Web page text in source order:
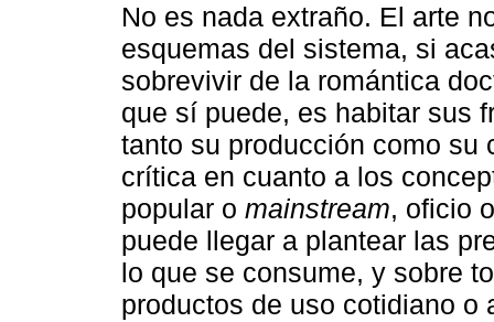
No es nada extraño. El arte
esquemas del sistema, si
sobrevivir de la romántica
que sí puede, es habitar sus
tanto su producción como su
crítica en cuanto a los
popular o mainstream, oficio
puede llegar a plantear las
lo que se consume, y sobre
productos de uso cotidiano o